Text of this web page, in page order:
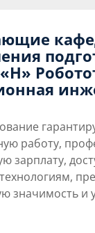
работу,
зарплату,
значимость и